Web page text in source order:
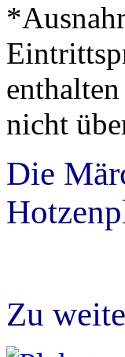
nicht
Die
Zu